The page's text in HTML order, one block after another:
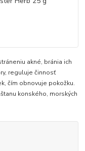
akné, bránia ich
reguluje činnosť
čím obnovuje pokožku.
konského, morských